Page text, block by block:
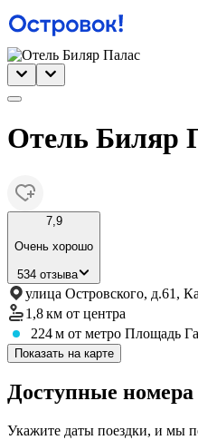
Отель Биляр
7,9
Очень хорошо
534 отзыва
улица Островского, д.61,
1,8 км от центра
224 м от метро Площадь
Показать на карте
Доступные номера
Укажите даты поездки, и мы